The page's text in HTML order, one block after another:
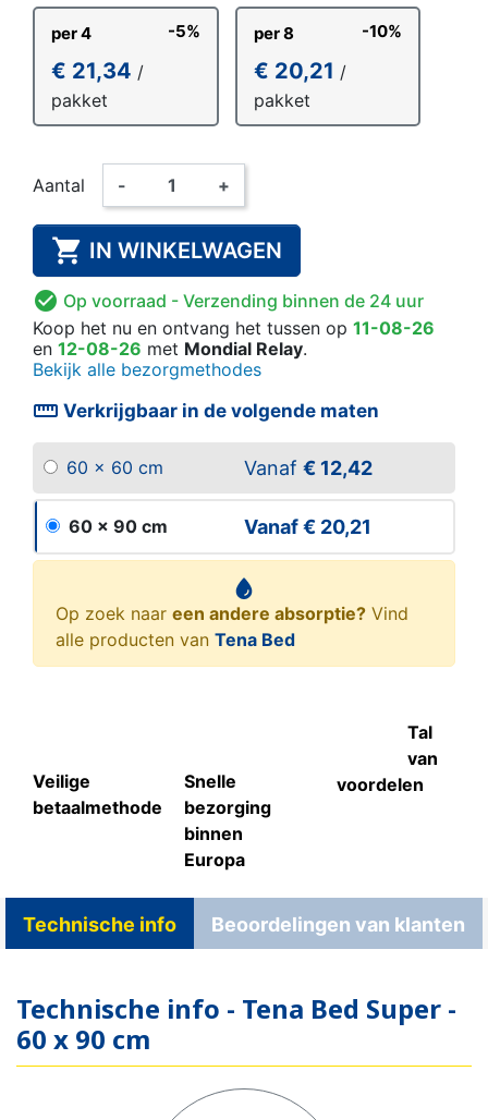
per 4 -5%
€ 21,34 /
pakket
per 8 -10%
€ 20,21 /
pakket
Aantal - +
 IN WINKELWAGEN
 Op voorraad - Verzending binnen de 24 uur
Koop het nu en ontvang het tussen op 11-08-26
en 12-08-26 met Mondial Relay.
Bekijk alle bezorgmethodes
straighten Verkrijgbaar in de volgende maten
60 x 60 cm Vanaf € 12,42
60 x 90 cm Vanaf€ 20,21
Op zoek naar een andere absorptie? Vind
alle producten van Tena Bed
Veilige
betaalmethode
Snelle
bezorging
binnen
Europa
Tal
van
voordelen
Technische info Beoordelingen van klanten
Technische info - Tena Bed Super -
60 x 90 cm